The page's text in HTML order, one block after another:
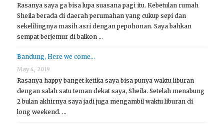
Rasanya saya ga bisa lupa suasana pagi itu. Kebetulan rumah
Sheila berada di daerah perumahan yang cukup sepi dan
sekelilingnya masih asri dengan pepohonan. Saya bahkan
sempat berjemur di balkon …
Bandung, Here we come…
May 4, 2019
Rasanya happy banget ketika saya bisa punya waktu liburan
dengan salah satu teman dekat saya, Sheila. Setelah menabung
2 bulan akhirnya saya jadi juga mengambil waktu liburan di
long weekend. …